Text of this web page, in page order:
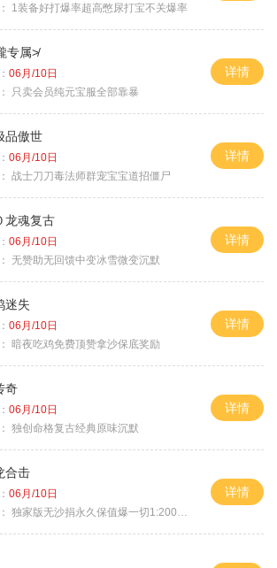
1装备好打爆率超高憋尿打宝不关爆率
专属≯
06月/10日
只卖会员纯元宝服全部靠暴
详情
品傲世
06月/10日
战士刀刀毒法师群宠宝宝道招僵尸
详情
龙魂复古
06月/10日
无赞助无回馈中变冰雪微变沉默
详情
迷失
06月/10日
暗夜吃鸡免费顶赞拿沙保底奖励
详情
奇
06月/10日
独创命格复古经典原味沉默
详情
合击
06月/10日
独家版无沙捐永久保值爆一切1:2000回1
详情